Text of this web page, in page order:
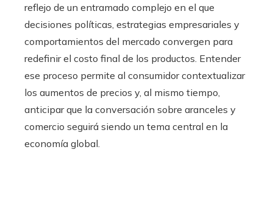
reflejo de un entramado complejo en el que
decisiones políticas, estrategias empresariales y
comportamientos del mercado convergen para
redefinir el costo final de los productos. Entender
ese proceso permite al consumidor contextualizar
los aumentos de precios y, al mismo tiempo,
anticipar que la conversación sobre aranceles y
comercio seguirá siendo un tema central en la
economía global.